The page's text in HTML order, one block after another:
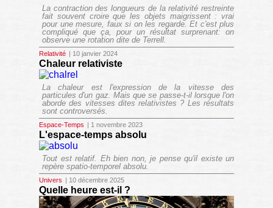
La contraction des longueurs de la relativité restreinte
fait souvent croire que les objets maigrissent : vrai
pour une mesure, faux si on les regarde. Et c'est plus
compliqué que ça, pour un résultat surprenant: on
observe une rotation dite de Terrell.
Relativité | 10 janvier 2024
Chaleur relativiste
La chaleur est l'expression de la vitesse des
particules d'un gaz. Mais que se passe-t-il lorsque l'on
aborde des vitesses dites relativistes ? Les résultats
sont controversés.
Espace-Temps | 1 novembre 2023
L'espace-temps absolu
Tout est relatif. Eh bien non, je pense qu'il existe un
repère spatio-temporel absolu.
Univers | 10 décembre 2025
Quelle heure est-il ?